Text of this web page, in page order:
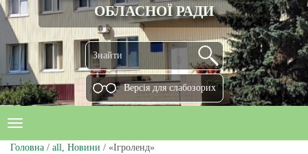
ОБЛАСНОЇ РАДИ
Версiя для слабозорих
Головна / all, Новини / «Ігроленд»